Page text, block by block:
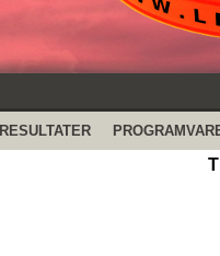
RESULTATER